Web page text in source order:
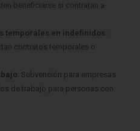
beneficiarse si contratan a
temporales en indefinidos
contratos temporales o
: Subvención para empresas
de trabajo para personas con